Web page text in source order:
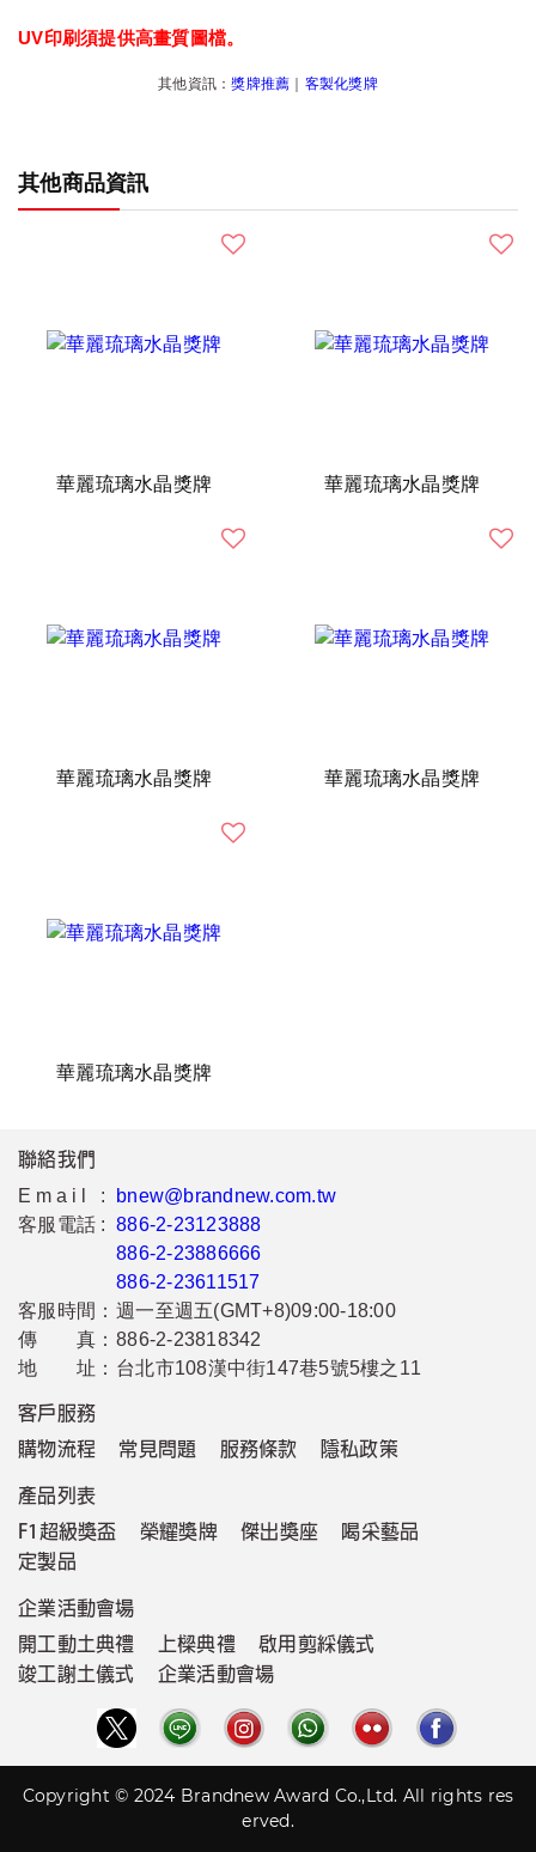
UV印刷須提供高畫質圖檔。
其他資訊：獎牌推薦 客製化獎牌
其他商品資訊
華麗琉璃水晶獎牌 華麗琉璃水晶獎牌
華麗琉璃水晶獎牌 華麗琉璃水晶獎牌
華麗琉璃水晶獎牌
聯絡我們
Email :
bnew@brandnew.com.tw
客服電話 : 886-2-23123888
886-2-23886666
886-2-23611517
客服時間： 週一至週五(GMT+8)09:00-18:00
傳 真： 886-2-23818342
地 址： 台北市108漢中街147巷5號5樓之11
客戶服務
購物流程
常見問題 服務條款 隱私政策
產品列表
F1超級獎盃
榮耀獎牌 傑出獎座
喝采藝品
定製品
企業活動會場
開工動土典禮
上樑典禮
啟用剪綵儀式
竣工謝土儀式
企業活動會場
Copyright © 2024 Brandnew Award Co.,Ltd. All rights res
erved.